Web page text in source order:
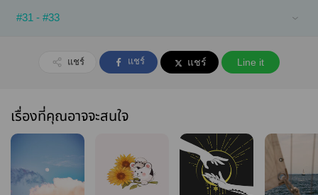
#31 - #33
แชร์ แชร์ แชร์ Line it
เรื่องที่คุณอาจจะสนใจ